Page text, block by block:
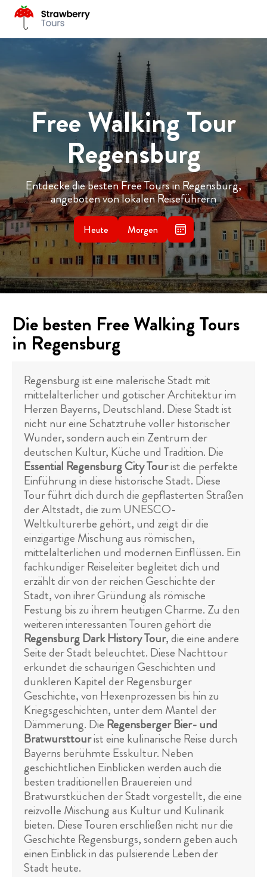
Free Walking Tour
Regensburg
Entdecke die besten Free Tours in Regensburg,
angeboten von lokalen Reiseführern
Heute Morgen
Die besten Free Walking Tours
in Regensburg
Regensburg ist eine malerische Stadt mit
mittelalterlicher und gotischer Architektur im
Herzen Bayerns, Deutschland. Diese Stadt ist
nicht nur eine Schatztruhe voller historischer
Wunder, sondern auch ein Zentrum der
deutschen Kultur, Küche und Tradition. Die
Essential Regensburg City Tourist die perfekte
Einführung in diese historische Stadt. Diese
Tour führt dich durch die gepflasterten Straßen
der Altstadt, die zum UNESCO-
Weltkulturerbe gehört, und zeigt dir die
einzigartige Mischung aus römischen,
mittelalterlichen und modernen Einflüssen. Ein
fachkundiger Reiseleiter begleitet dich und
erzählt dir von der reichen Geschichte der
Stadt, von ihrer Gründung als römische
Festung bis zu ihrem heutigen Charme. Zu den
weiteren interessanten Touren gehört die
Regensburg Dark History Tour, die eine andere
Seite der Stadt beleuchtet. Diese Nachttour
erkundet die schaurigen Geschichten und
dunkleren Kapitel der Regensburger
Geschichte, von Hexenprozessen bis hin zu
Kriegsgeschichten, unter dem Mantel der
Dämmerung. Die Regensberger Bier- und
Bratwursttourist eine kulinarische Reise durch
Bayerns berühmte Esskultur. Neben
geschichtlichen Einblicken werden auch die
besten traditionellen Brauereien und
Bratwurstküchen der Stadt vorgestellt, die eine
reizvolle Mischung aus Kultur und Kulinarik
bieten. Diese Touren erschließen nicht nur die
Geschichte Regensburgs, sondern geben auch
einen Einblick in das pulsierende Leben der
Stadt heute.